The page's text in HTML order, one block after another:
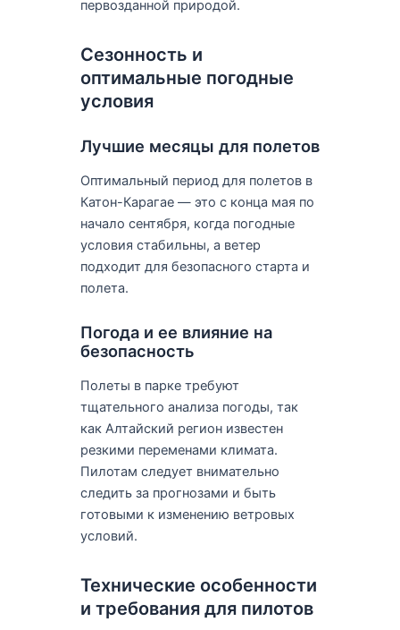
первозданной природой.
Сезонность и
оптимальные погодные
условия
Лучшие месяцы для полетов
Оптимальный период для полетов в
Катон-Карагае — это с конца мая по
начало сентября, когда погодные
условия стабильны, а ветер
подходит для безопасного старта и
полета.
Погода и ее влияние на
безопасность
Полеты в парке требуют
тщательного анализа погоды, так
как Алтайский регион известен
резкими переменами климата.
Пилотам следует внимательно
следить за прогнозами и быть
готовыми к изменению ветровых
условий.
Технические особенности
и требования для пилотов